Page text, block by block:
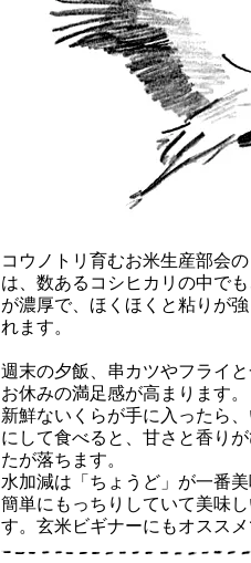
コウノトリ育むお米生産部会の
は、数あるコシヒカリの中で
が濃厚で、ほくほくと粘りが
れます。
週末の夕飯、串カツやフライと
お休みの満足感が高まります。
新鮮ないくらが手に入ったら
にして食べると、甘さと香り
たが落ちます。
水加減は「ちょうど」が一番美
簡単にもっちりしていて美味
す。玄米ビギナーにもオススメ